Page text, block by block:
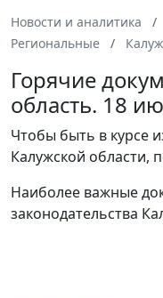
Новости и аналитика
Региональные
Горячие
область. 18
Чтобы быть в курсе
Калужской области,
Наиболее важные
законодательства